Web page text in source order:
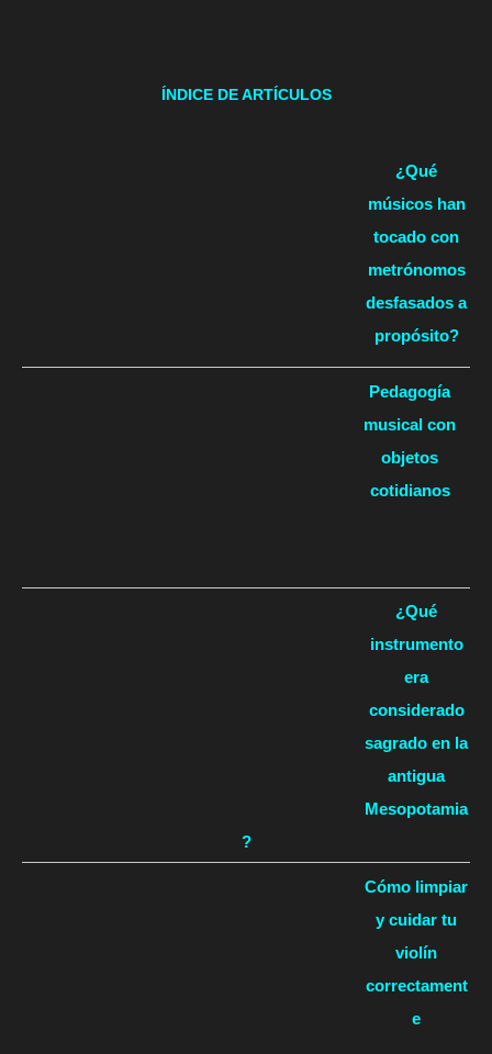
ÍNDICE DE ARTÍCULOS
¿Qué
músicos han
tocado con
metrónomos
desfasados a
propósito?
Pedagogía
musical con
objetos
cotidianos
¿Qué
instrumento
era
considerado
sagrado en la
antigua
Mesopotamia
?
Cómo limpiar
y cuidar tu
violín
correctament
e